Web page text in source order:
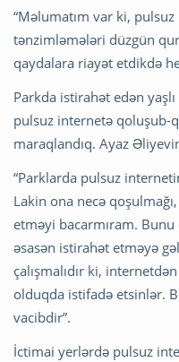
“Məlumatım var ki,
tənzimləmələri düzgün
qaydalara riayət etdikdə
Parkda istirahət edən
pulsuz internetə qoluşub-
maraqlandıq. Ayaz
“Parklarda pulsuz
Lakin ona necə
etməyi bacarmıram.
əsasən istirahət etməyə
çalışmalıdır ki,
olduqda istifadə etsinlər.
vacibdir”.
İctimai yerlərdə pulsuz